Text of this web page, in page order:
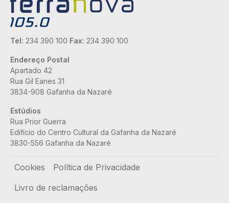
Tel: 234 390 100 Fax: 234 390 100
Endereço Postal
Apartado 42
Rua Gil Eanes 31
3834-908 Gafanha da Nazaré
Estúdios
Rua Prior Guerra
Edifício do Centro Cultural da Gafanha da Nazaré
3830-556 Gafanha da Nazaré
Rodapé
Cookies
Política de Privacidade
Livro de reclamações